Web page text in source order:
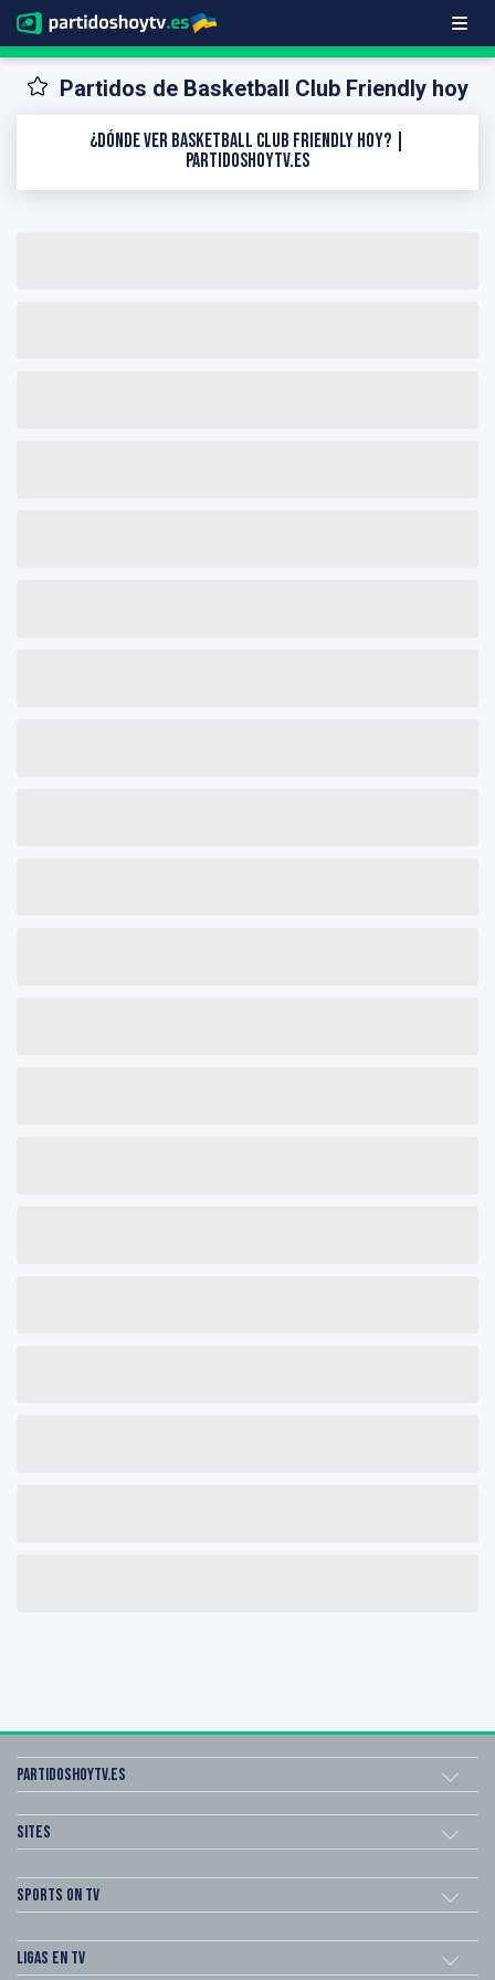
Partidos de Basketball Club Friendly hoy
¿Dónde ver Basketball Club Friendly hoy? |
PartidosHoyTV.es
Partidoshoytv.es
Sites
Sports on TV
Ligas en TV